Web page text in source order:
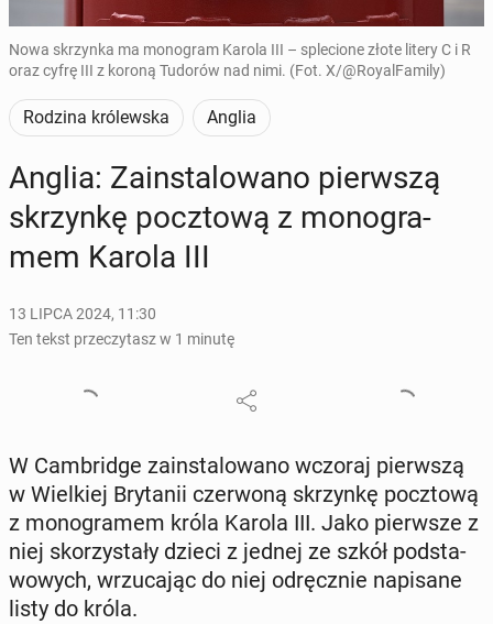
Nowa skrzynka ma monogram Karola III – splecione złote litery C i R
oraz cyfrę III z koroną Tudorów nad nimi. (Fot. X/@RoyalFamily)
Rodzina królewska Anglia
Anglia: Za­in­sta­lo­wa­no pierw­szą
skrzyn­kę pocz­to­wą z mo­no­gra­
mem Karola III
13 LIPCA 2024, 11:30
Ten tekst przeczytasz w 1 minutę
W Cam­brid­ge za­in­sta­lo­wa­no wczoraj pierw­szą
w Wiel­kiej Bry­ta­nii czer­wo­ną skrzyn­kę pocz­to­wą
z mo­no­gra­mem króla Karola III. Jako pierw­sze z
niej sko­rzy­sta­ły dzieci z jednej ze szkół pod­sta­
wo­wych, wrzu­ca­jąc do niej od­ręcz­nie na­pi­sa­ne
listy do króla.